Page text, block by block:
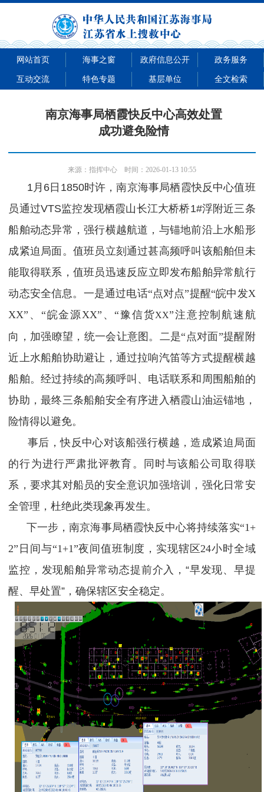
网站首页 海事之窗 政府信息公开 政务服务
互动交流 特色专题 基层单位 全文检索
南京海事局栖霞快反中心高效处置
成功避免险情
来源： 指挥中心 时间：2026-01-13 10:55
1月6日1850时许，南京海事局栖霞快反中心值班
员通过VTS监控发现栖霞山长江大桥桥1#浮附近三条
船舶动态异常，强行横越航道，与锚地前沿上水船形
成紧迫局面。值班员立刻通过甚高频呼叫该船舶但未
能取得联系， 值班员迅速反应立即发布船舶异常航行
动态安全信息。 一是通过电话“点对点”提醒“皖中发X
XX”、“皖金源XX”、“豫信货XX”注意控制航速航
向，加强瞭望，统一会让意图。 二是“点对面”提醒 附
近上水船舶协助避让，通过拉响汽笛等方式提醒横越
船舶。经过持续的高频呼叫、电话联系和周围船舶的
协助，最终三条船舶安全有序进入栖霞山油运锚地，
险情得以避免。
事后，快反中心对该船强行横越，造成紧迫局面
的行为进行严肃批评教育。同时与该船公司取得联
系，要求其对船员的安全意识加强培训，强化日常安
全管理，杜绝此类现象再发生。
下一步，南京海事局栖霞快反中心将持续落实“1+
2”日间与“1+1”夜间值班制度，实现辖区24小时全域
监控， 发现船舶异常动态提前介入，“早发现、早提
醒、早处置”，确保辖区安全稳定。